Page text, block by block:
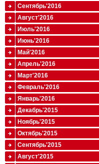
Сентябрь'2016
Август'2016
Июль'2016
Июнь'2016
Май'2016
Апрель'2016
Март'2016
Февраль'2016
Январь'2016
Декабрь'2015
Ноябрь'2015
Октябрь'2015
Сентябрь'2015
Август'2015